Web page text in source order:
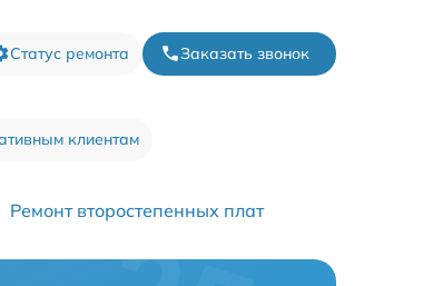
Статус ремонта Заказать звонок
клиентам
Ремонт второстепенных плат